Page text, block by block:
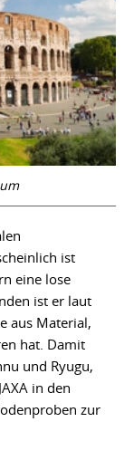
ist
eine lose
ist er laut
aus Material,
hat. Damit
und Ryugu,
in den
zur